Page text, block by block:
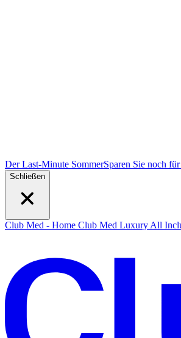
Der Last-Minute SommerSparen Sie noch
Schließen
Club Med - Home Club Med Luxury All